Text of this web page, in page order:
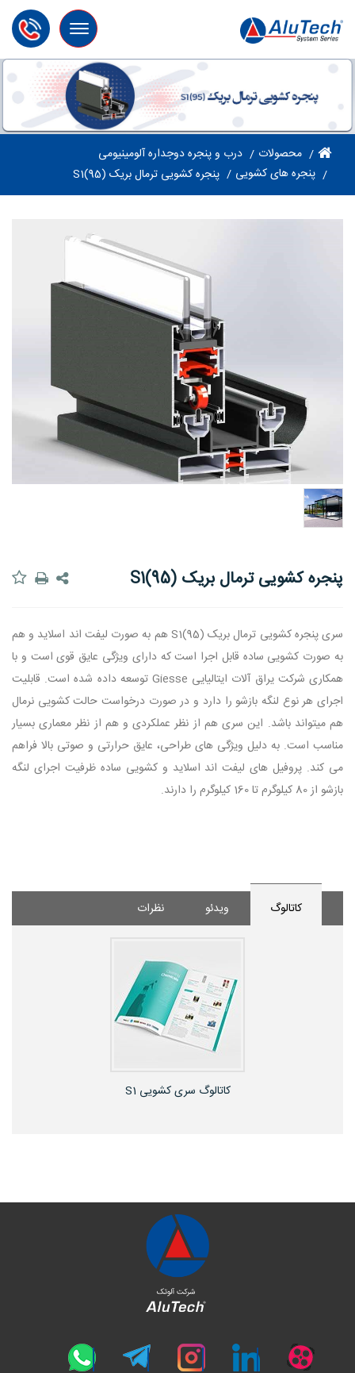
Toggle
navigation
محصولات
درب و پنجره دوجداره آلومینیومی
پنجره های کشویی
پنجره کشویی ترمال بریک S1(95)
پنجره کشویی ترمال بریک S1(95)
سری پنجره کشویی ترمال بریک S1(95) هم به صورت ليفت اند اسلايد و هم
به صورت کشويی ساده قابل اجرا است که دارای ويژگی عايق قوی است و با
همکاری شرکت يراق آلات ايتاليايی Giesse توسعه داده شده است. قابليت
اجرای هر نوع لنگه بازشو را دارد و در صورت درخواست حالت کشويی نرمال
هم ميتواند باشد. اين سری هم از نظر عملکردی و هم از نظر معماری بسيار
مناسب است. به دليل ويژگی های طراحی، عايق حرارتی و صوتی بالا فراهم
می کند. پروفيل های ليفت اند اسلايد و کشويی ساده ظرفيت اجرای لنگه
بازشو از 80 کيلوگرم تا 160 کيلوگرم را دارند.
کاتالوگ ویدئو نظرات
کاتالوگ سری کشویی S1